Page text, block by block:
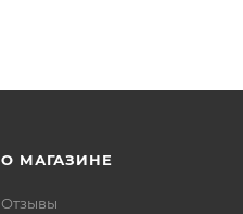
О МАГАЗИНЕ
Отзывы